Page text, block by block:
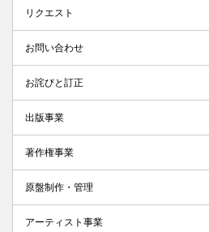
リクエスト
お問い合わせ
お詫びと訂正
出版事業
著作権事業
原盤制作・管理
アーティスト事業